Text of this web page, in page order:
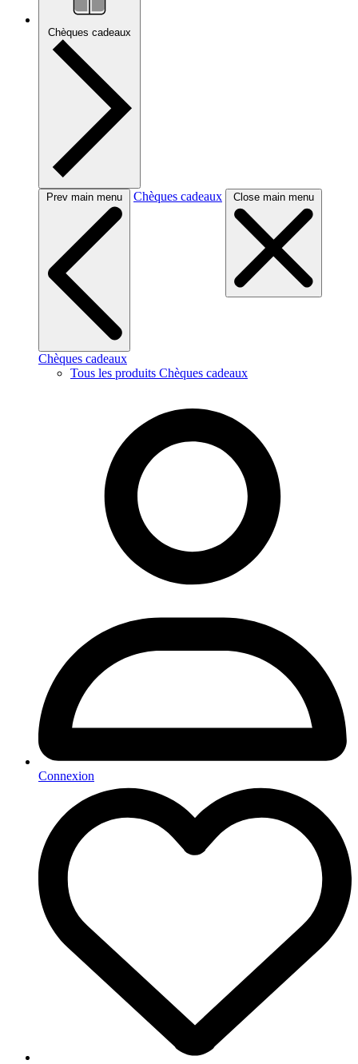
Chèques cadeaux
Prev main menu Chèques cadeaux Close main menu
Chèques cadeaux
Tous les produits Chèques cadeaux
Connexion